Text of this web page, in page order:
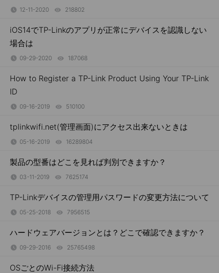
12-11-2020 218802
iOS14でTP-Linkのアプリが正常にデバイスを認識しない
場合は
09-29-2020 187068
How to Register a TP-Link Product Using Your TP-Link
ID
09-16-2019 510100
tplinkwifi.net(管理画面)にアクセス出来ないときは
05-16-2019 16289804
製品の型番はどこを見れば判別できますか？
03-11-2019 7625174
TP-Linkデバイスの管理用パスワードの変更方法について
05-25-2018 7956515
ハードウェアバージョンとは？どこで確認できますか？
09-29-2016 25765498
OSごとのWi-Fi接続方法